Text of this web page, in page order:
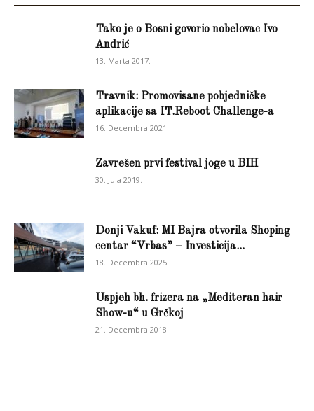
Tako je o Bosni govorio nobelovac Ivo
Andrić
13. Marta 2017.
Travnik: Promovisane pobjedničke
aplikacije sa IT.Reboot Challenge-a
16. Decembra 2021.
Zavrešen prvi festival joge u BIH
30. Jula 2019.
Donji Vakuf: MI Bajra otvorila Shoping
centar “Vrbas” – Investicija...
18. Decembra 2025.
Uspjeh bh. frizera na „Mediteran hair
Show-u“ u Grčkoj
21. Decembra 2018.